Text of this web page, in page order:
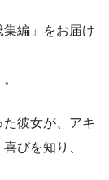
編」をお届け
。
た彼女が、アキ
びを知り、